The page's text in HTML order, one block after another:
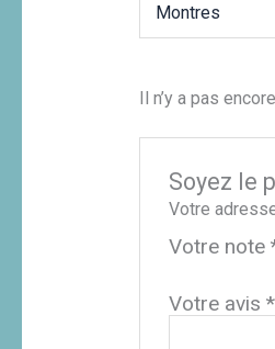
Montres
Il n’y a pas
Soyez le
Votre
Votre note
Votre avis*